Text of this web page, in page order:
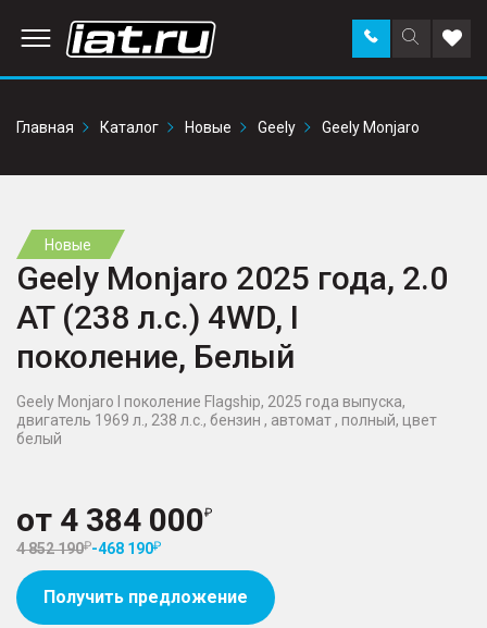
Поиск
по
Заказать
звонок в
Главная
Каталог Новые Geely Geely Monjaro
Новые
Geely Monjaro 2025 года, 2.0
AT (238 л.с.) 4WD, I
поколение, Белый
Geely Monjaro I поколение Flagship, 2025 года выпуска,
двигатель 1969 л., 238 л.с., бензин , автомат , полный, цвет
белый
от 4 384 000
4 852 190 -468 190
Получить предложение